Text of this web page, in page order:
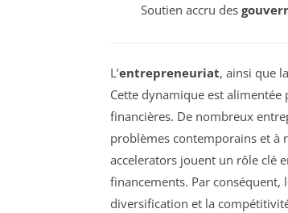
Soutien accru des
L’entrepreneuriat, ainsi que
Cette dynamique est alimentée
financières. De nombreux
problèmes contemporains et à
accelerators jouent un rôle clé
financements. Par
diversification et la